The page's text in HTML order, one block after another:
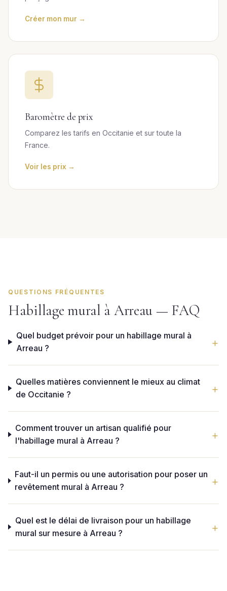
Créer mon mur →
Baromètre de prix
Comparez les tarifs en Occitanie et sur toute la
France.
Voir les prix →
QUESTIONS FRÉQUENTES
Habillage mural à Arreau — FAQ
Quel budget prévoir pour un habillage mural à
Arreau ?
Quelles matières conviennent le mieux au climat
de Occitanie ?
Comment trouver un artisan qualifié pour
l'habillage mural à Arreau ?
Faut-il un permis ou une autorisation pour poser un
revêtement mural à Arreau ?
Quel est le délai de livraison pour un habillage
mural sur mesure à Arreau ?